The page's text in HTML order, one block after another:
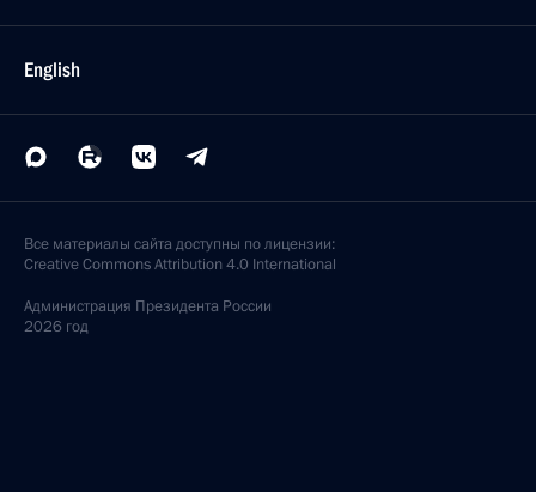
English
Все материалы сайта доступны по лицензии:
Creative Commons Attribution 4.0 International
Администрация Президента России
2026 год